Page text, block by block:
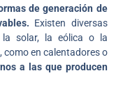
de generación de
Existen diversas
la solar, la eólica o la
en calentadores o
a las que producen